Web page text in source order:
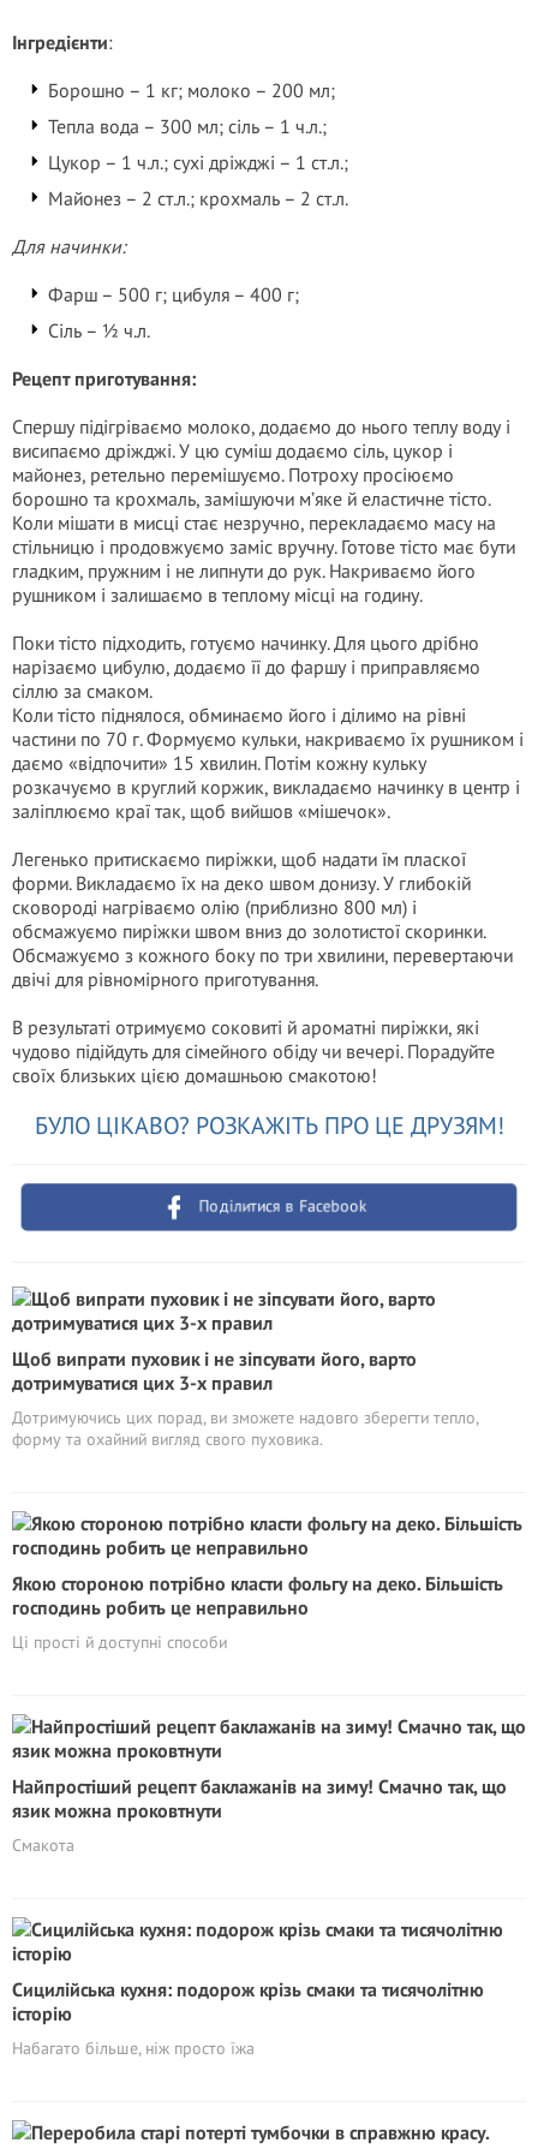
Інгредієнти:
Борошно – 1 кг; молоко – 200 мл;
Тепла вода – 300 мл; сіль – 1 ч.л.;
Цукор – 1 ч.л.; сухі дріжджі – 1 ст.л.;
Майонез – 2 ст.л.; крохмаль – 2 ст.л.
Для начинки:
Фарш – 500 г; цибуля – 400 г;
Сіль – ½ ч.л.
Рецепт приготування:
Спершу підігріваємо молоко, додаємо до нього теплу воду і
висипаємо дріжджі. У цю суміш додаємо сіль, цукор і
майонез, ретельно перемішуємо. Потроху просіюємо
борошно та крохмаль, замішуючи м’яке й еластичне тісто.
Коли мішати в мисці стає незручно, перекладаємо масу на
стільницю і продовжуємо заміс вручну. Готове тісто має бути
гладким, пружним і не липнути до рук. Накриваємо його
рушником і залишаємо в теплому місці на годину.
Поки тісто підходить, готуємо начинку. Для цього дрібно
нарізаємо цибулю, додаємо її до фаршу і приправляємо
сіллю за смаком.
Коли тісто піднялося, обминаємо його і ділимо на рівні
частини по 70 г. Формуємо кульки, накриваємо їх рушником і
даємо «відпочити» 15 хвилин. Потім кожну кульку
розкачуємо в круглий коржик, викладаємо начинку в центр і
заліплюємо краї так, щоб вийшов «мішечок».
Легенько притискаємо пиріжки, щоб надати їм пласкої
форми. Викладаємо їх на деко швом донизу. У глибокій
сковороді нагріваємо олію (приблизно 800 мл) і
обсмажуємо пиріжки швом вниз до золотистої скоринки.
Обсмажуємо з кожного боку по три хвилини, перевертаючи
двічі для рівномірного приготування.
В результаті отримуємо соковиті й ароматні пиріжки, які
чудово підійдуть для сімейного обіду чи вечері. Порадуйте
своїх близьких цією домашньою смакотою!
БУЛО ЦІКАВО? РОЗКАЖІТЬ ПРО ЦЕ ДРУЗЯМ!
Поділитися в Facebook
Щоб випрати пуховик і не зіпсувати його, варто
дотримуватися цих 3-х правил
Дотримуючись цих порад, ви зможете надовго зберегти тепло,
форму та охайний вигляд свого пуховика.
Якою стороною потрібно класти фольгу на деко. Більшість
господинь робить це неправильно
Ці прості й доступні способи
Найпростіший рецепт баклажанів на зиму! Смачно так, що
язик можна проковтнути
Смакота
Сицилійська кухня: подорож крізь смаки та тисячолітню
історію
Набагато більше, ніж просто їжа